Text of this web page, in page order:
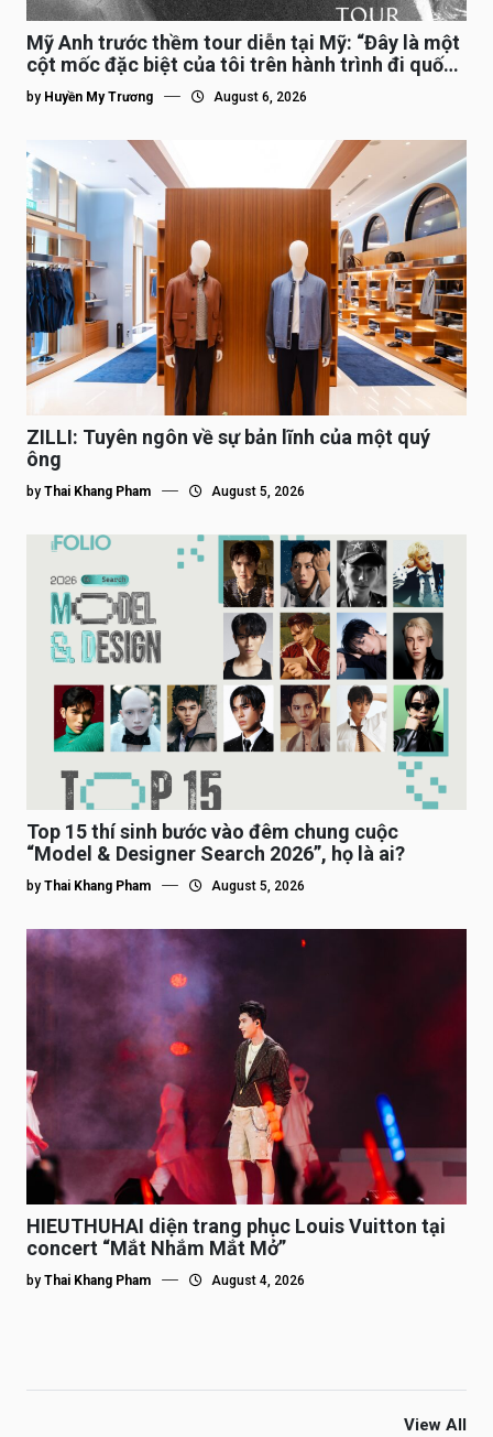
Mỹ Anh trước thềm tour diễn tại Mỹ: “Đây là một
cột mốc đặc biệt của tôi trên hành trình đi quốc
tế”
by Huyền My Trương August 6, 2026
ZILLI: Tuyên ngôn về sự bản lĩnh của một quý
ông
by Thai Khang Pham August 5, 2026
Top 15 thí sinh bước vào đêm chung cuộc
“Model & Designer Search 2026”, họ là ai?
by Thai Khang Pham August 5, 2026
HIEUTHUHAI diện trang phục Louis Vuitton tại
concert “Mắt Nhắm Mắt Mở”
by Thai Khang Pham August 4, 2026
View All